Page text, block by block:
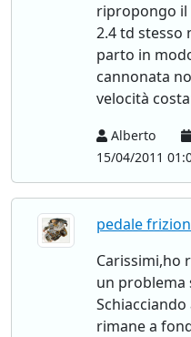
ripropongo il
2.4 td stesso
parto in
cannonata
velocità
Alberto
15/04/2011
pedale
Carissimi,ho
un problema
rimane a